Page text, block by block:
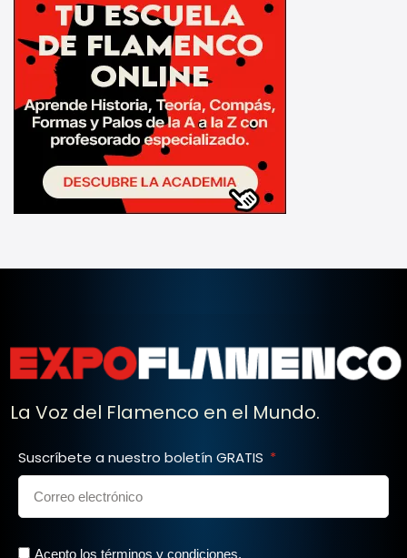
La Voz del Flamenco en el Mundo.
Suscríbete a nuestro boletín GRATIS
Acepto los términos y condiciones.